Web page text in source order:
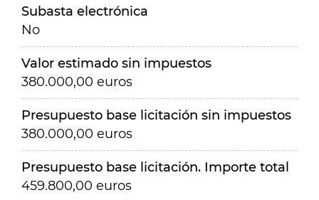
Subasta electrónica
No
Valor estimado sin impuestos
380.000,00 euros
Presupuesto base licitación sin impuestos
380.000,00 euros
Presupuesto base licitación. Importe total
459.800,00 euros